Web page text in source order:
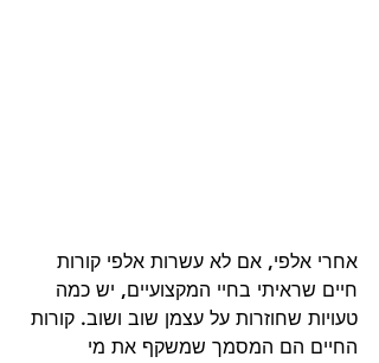
אחרי אלפי, אם לא עשרות אלפי קורות
חיים שראיתי בחיי המקצועיים, יש כמה
טעויות שחוזרות על עצמן שוב ושוב. קורות
החיים הם המסמך שמשקף את מי